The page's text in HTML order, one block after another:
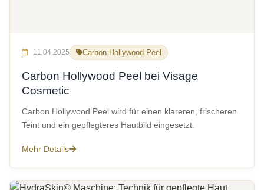
11.04.2025 Carbon Hollywood Peel
Carbon Hollywood Peel bei Visage
Cosmetic
Carbon Hollywood Peel wird für einen klareren, frischeren
Teint und ein gepflegteres Hautbild eingesetzt.
Mehr Details